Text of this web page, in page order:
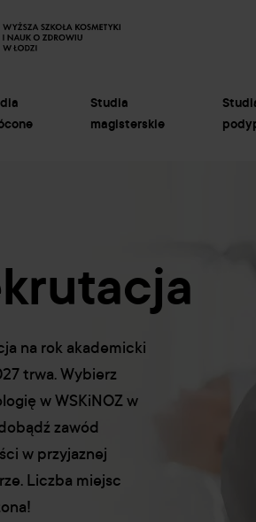
Studia
magisterskie
na rok akademicki
trwa. Wybierz
w WSKiNOZ w
zawód
w przyjaznej
Liczba miejsc